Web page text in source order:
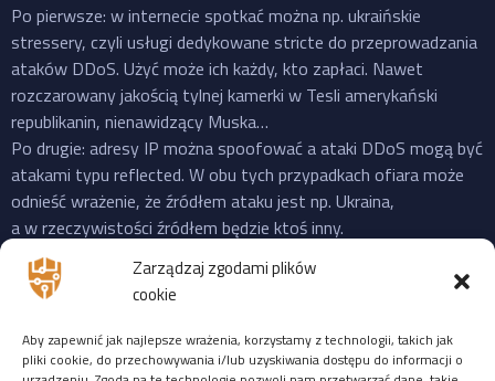
Zarządzaj zgodami plików
cookie
Aby zapewnić jak najlepsze wrażenia, korzystamy z technologii, takich jak
pliki cookie, do przechowywania i/lub uzyskiwania dostępu do informacji o
Po pierwsze: w internecie spotkać można np. ukraińskie
stressery, czyli usługi dedykowane stricte do przeprowadzania
ataków DDoS. Użyć może ich każdy, kto zapłaci. Nawet
rozczarowany jakością tylnej kamerki w Tesli amerykański
republikanin, nienawidzący Muska…
Po drugie: adresy IP można spoofować a ataki DDoS mogą być
atakami typu reflected. W obu tych przypadkach ofiara może
odnieść wrażenie, że źródłem ataku jest np. Ukraina,
a w rzeczywistości źródłem będzie ktoś inny.
Po trzecie: do ataku na X “przyznała się” propalestyńska grupa
o cudownej nazwie “Mroczna Burza”, która powstała jeszcze
w 2023 i ma na swoim koncie ataki na cele zarówno w US,
Izraelu czy EU. Ale podobnie jak Musk, grupy “hakerskie” też
często mijają się z prawdą, więc niekoniecznie trzeba ufać